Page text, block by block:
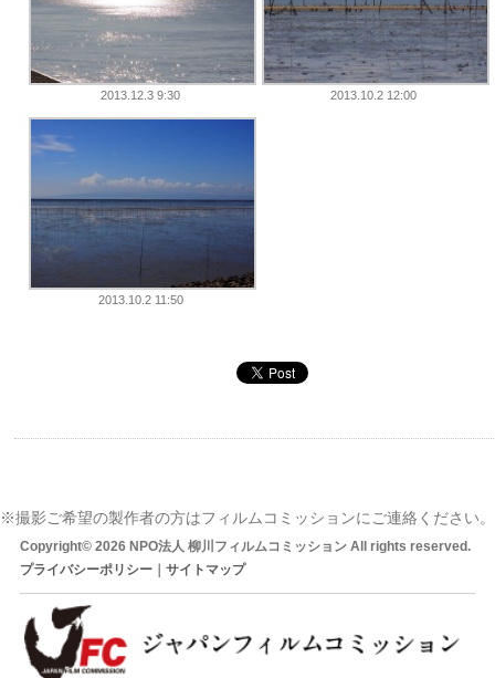
2013.12.3 9:30 2013.10.2 12:00
2013.10.2 11:50
※撮影ご希望の製作者の方はフィルムコミッションにご連絡ください。
Copyright© 2026 NPO法人 柳川フィルムコミッション All rights reserved.
プライバシーポリシー｜ サイトマップ